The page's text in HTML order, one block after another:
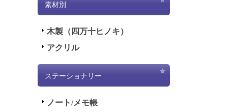
素材別
木製（四万十ヒノキ）
アクリル
ステーショナリー
ノート/メモ帳